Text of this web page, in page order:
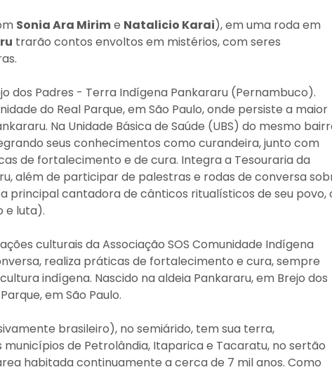
Sonia Ara Mirime Natalicio Karai), em uma roda em
trarão contos envoltos em mistérios, com seres
dos Padres - Terra Indígena Pankararu (Pernambuco).
do Real Parque, em São Paulo, onde persiste a maior
Na Unidade Básica de Saúde (UBS) do mesmo
seus conhecimentos como curandeira, junto com
de fortalecimento e de cura. Integra a Tesouraria da
além de participar de palestras e rodas de conversa
principal cantadora de cânticos ritualísticos de seu povo,
e luta).
culturais da Associação SOS Comunidade Indígena
realiza práticas de fortalecimento e cura, sempre
indígena. Nascido na aldeia Pankararu, em Brejo dos
em São Paulo.
brasileiro), no semiárido, tem sua terra,
de Petrolândia, Itaparica e Tacaratu, no sertão
habitada continuamente a cerca de 7 mil anos. Como